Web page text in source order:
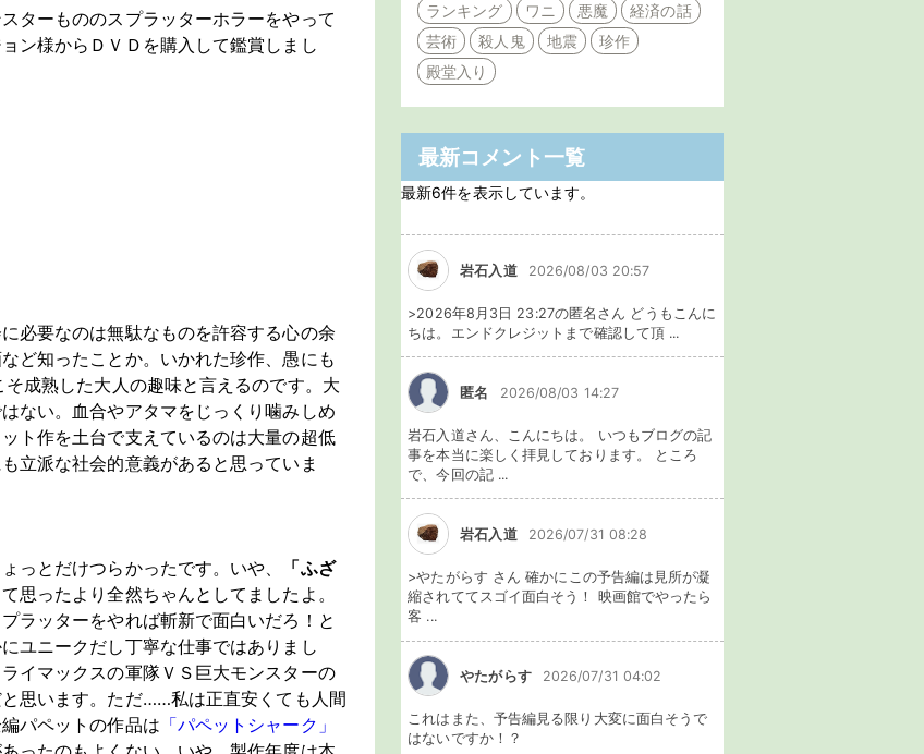
ターもののスプラッターホラーをやって
ン様からＤＶＤを購入して鑑賞しまし
必要なのは無駄なものを許容する心の余
ど知ったことか。いかれた珍作、愚にも
成熟した大人の趣味と言えるのです。大
ない。血合やアタマをじっくり噛みしめ
ト作を土台で支えているのは大量の超低
立派な社会的意義があると思っていま
っとだけつらかったです。いや、
「ふざ
思ったより全然ちゃんとしてましたよ。
ラッターをやれば斬新で面白いだろ！と
ユニークだし丁寧な仕事ではありまし
イマックスの軍隊ＶＳ巨大モンスターの
思います。ただ……私は正直安くても人間
パペットの作品は 「パペットシャーク」
ランキング
ワニ 悪魔
経済の話
芸術
殺人鬼 地震
珍作
殿堂入り
最新コメント一覧
最新6件を表示しています。
岩石入道 2026/08/03 20:57
>2026年8月3日 23:27の匿名さん どうもこんに
ちは。エンドクレジットまで確認して頂 ...
匿名 2026/08/03 14:27
岩石入道さん、こんにちは。 いつもブログの記
事を本当に楽しく拝見しております。 ところ
で、今回の記 ...
岩石入道 2026/07/31 08:28
>やたがらす さん 確かにこの予告編は見所が凝
縮されててスゴイ面白そう！ 映画館でやったら
客 ...
やたがらす 2026/07/31 04:02
これはまた、予告編見る限り大変に面白そうで
はないですか！？